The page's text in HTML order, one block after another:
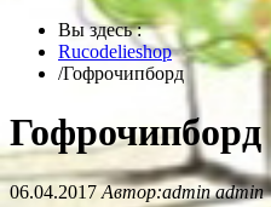
Вы здесь :
Rucodelieshop
/Гофрочипборд
Гофрочипборд
06.04.2017 Автор:admin admin